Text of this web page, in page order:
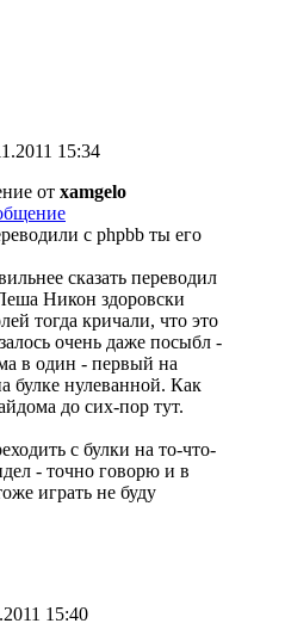
15:34
от xamgelo
с phpbb ты его
сказать переводил
Никон здоровски
тогда кричали, что это
очень даже посыбл -
в один - первый на
булке нулеванной. Как
до сих-пор тут.
с булки на то-что-
- точно говорю и в
играть не буду
15:40